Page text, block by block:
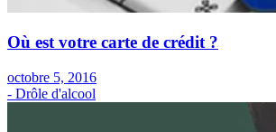
Où est votre carte de crédit ?
octobre 5, 2016
- Drôle d'alcool